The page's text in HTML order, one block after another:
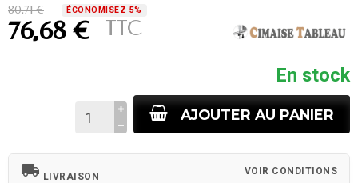
80,71 € ÉCONOMISEZ 5%
76,68 € TTC
En stock
AJOUTER AU PANIER
local_shipping LIVRAISON VOIR CONDITIONS